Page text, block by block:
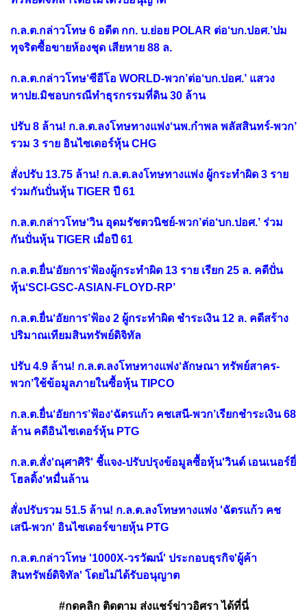
ก.ล.ต.กล่าวโทษ 6 อดีต กก. บ.ย่อย POLAR ต่อ‘บก.ปอศ.’ปม
ทุจริตซื้อขายห้องชุด เสียหาย 88 ล.
ก.ล.ต.กล่าวโทษ‘ซีอีโอ WORLD-พวก’ต่อ‘บก.ปอศ.’ แสวง
หาปย.มิชอบกรณีทำธุรกรรมที่ดิน 30 ล้าน
ปรับ 8 ล้าน! ก.ล.ต.ลงโทษทางแพ่ง‘นพ.กำพล พลัสสินทร์-พวก’
รวม 3 ราย อินไซเดอร์หุ้น CHG
สั่งปรับ 13.75 ล้าน! ก.ล.ต.ลงโทษทางแพ่ง ผู้กระทำผิด 3 ราย
ร่วมกันปั่นหุ้น TIGER ปี 61
ก.ล.ต.กล่าวโทษ‘วิน อุดมรัชตวนิชย์-พวก’ต่อ‘บก.ปอศ.’ ร่วม
กันปั่นหุ้น TIGER เมื่อปี 61
ก.ล.ต.ยื่น‘อัยการ’ฟ้องผู้กระทำผิด 13 ราย เรียก 25 ล. คดีปั่น
หุ้น‘SCI-GSC-ASIAN-FLOYD-RP’
ก.ล.ต.ยื่น‘อัยการ’ฟ้อง 2 ผู้กระทำผิด ชำระเงิน 12 ล. คดีสร้าง
ปริมาณเทียมสินทรัพย์ดิจิทัล
ปรับ 4.9 ล้าน! ก.ล.ต.ลงโทษทางแพ่ง‘ลักษณา ทรัพย์สาคร-
พวก’ใช้ข้อมูลภายในซื้อหุ้น TIPCO
ก.ล.ต.ยื่น‘อัยการ’ฟ้อง‘ฉัตรแก้ว คชเสนี-พวก’เรียกชำระเงิน 68
ล้าน คดีอินไซเดอร์หุ้น PTG
ก.ล.ต.สั่ง'ณุศาศิริ' ชี้แจง-ปรับปรุงข้อมูลซื้อหุ้น'วินด์ เอนเนอร์ยี่
โฮลดิ้ง'หมื่นล้าน
สั่งปรับรวม 51.5 ล้าน! ก.ล.ต.ลงโทษทางแพ่ง 'ฉัตรแก้ว คช
เสนี-พวก' อินไซเดอร์ขายหุ้น PTG
ก.ล.ต.กล่าวโทษ '1000X-วรวัฒน์' ประกอบธุรกิจ'ผู้ค้า
สินทรัพย์ดิจิทัล' โดยไม่ได้รับอนุญาต
#กดคลิก ติดตาม ส่งแชร์ข่าวอิศรา ได้ที่นี่